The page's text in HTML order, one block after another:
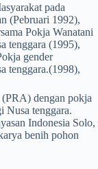
pada
(Pebruari 1992),
Pokja Wanatani
tenggara (1995),
gender
tenggara.(1998),
dengan pokja
Nusa tenggara.
Indonesia Solo,
benih pohon